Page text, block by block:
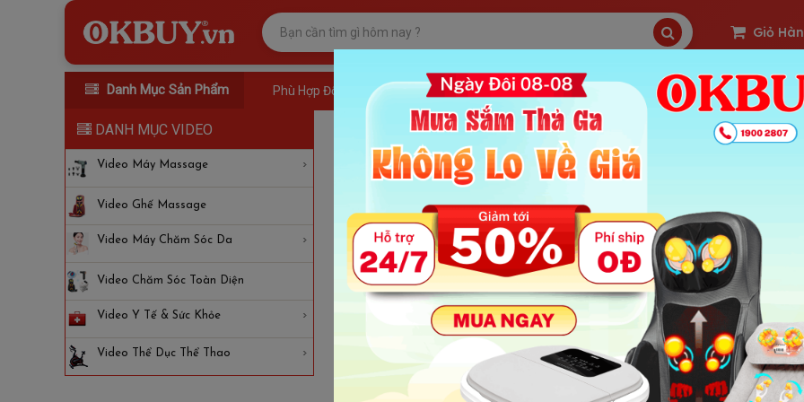
Giỏ
Danh Mục Sản Phẩm Phù Hợp Đối Tượng SP Freeship OKBUY Deal Sản Phẩm Hot
DANH MỤC VIDEO
Video Máy Massage
Video Ghế Massage
Video Máy Chăm Sóc Da
Video Chăm Sóc Toàn Diện
Video Y Tế & Sức Khỏe
Video Thể Dục Thể Thao
Video giới thiệu Nệm massage toàn thân hồng ngoại Nikio NK-